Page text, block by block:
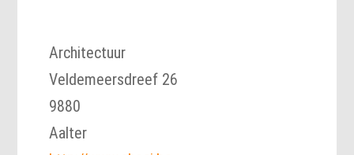
Architectuur
Veldemeersdreef 26
9880
Aalter